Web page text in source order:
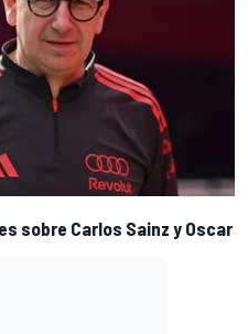
sobre Carlos Sainz y Oscar